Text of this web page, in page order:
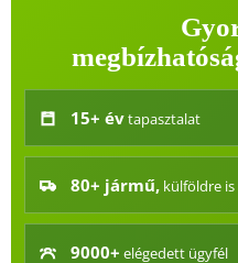
15+ évtapasztalat
80+ jármű, külföldre is
9000+ elégedett ügyfél